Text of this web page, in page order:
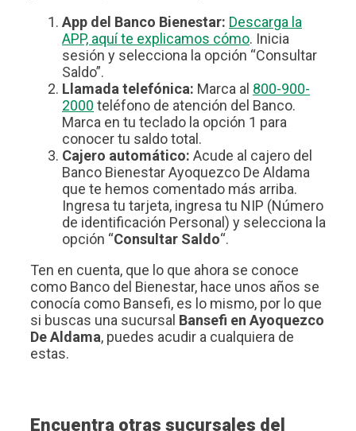
App del Banco Bienestar: Descarga la
APP, aquí te explicamos cómo. Inicia
sesión y selecciona la opción “Consultar
Saldo”.
Llamada telefónica: Marca al 800-900-
2000 teléfono de atención del Banco.
Marca en tu teclado la opción 1 para
conocer tu saldo total.
Cajero automático: Acude al cajero del
Banco Bienestar Ayoquezco De Aldama
que te hemos comentado más arriba.
Ingresa tu tarjeta, ingresa tu NIP (Número
de identificación Personal) y selecciona la
opción “Consultar Saldo“.
Ten en cuenta, que lo que ahora se conoce
como Banco del Bienestar, hace unos años se
conocía como Bansefi, es lo mismo, por lo que
si buscas una sucursal Bansefi en Ayoquezco
De Aldama, puedes acudir a cualquiera de
estas.
Encuentra otras sucursales del